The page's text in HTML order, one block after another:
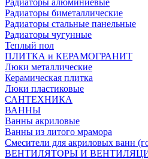
Радиаторы алюминиевые
Радиаторы биметаллические
Радиаторы стальные панельные
Радиаторы чугунные
Теплый пол
ПЛИТКА и КЕРАМОГРАНИТ
Люки металлические
Керамическая плитка
Люки пластиковые
САНТЕХНИКА
ВАННЫ
Ванны акриловые
Ванны из литого мрамора
Смесители для акриловых ванн
ВЕНТИЛЯТОРЫ И